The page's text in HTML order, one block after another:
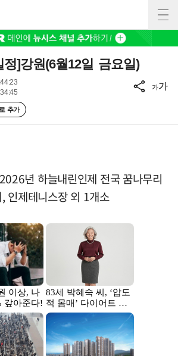
]강원(6월12일 금요일)
추가
가가
년 하늘내린인제 전국 꿈나무리
인제테니스장 외 1개소